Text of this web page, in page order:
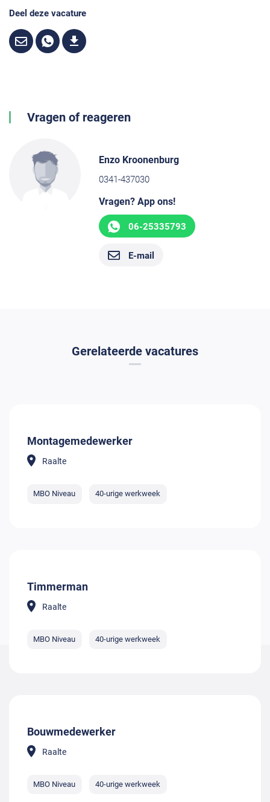
Deel deze vacature
Vragen of reageren
Enzo Kroonenburg
0341-437030
Vragen? App ons!
06-25335793
E-mail
Gerelateerde vacatures
Montagemedewerker
Raalte
MBO Niveau 40-urige werkweek
Timmerman
Raalte
MBO Niveau 40-urige werkweek
Bouwmedewerker
Raalte
MBO Niveau 40-urige werkweek